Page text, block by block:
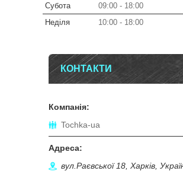
Субота
09:00
18:00
Неділя
10:00 18:00
КОНТАКТИ
Tochka-ua
вул.Раєвської 18, Харків,